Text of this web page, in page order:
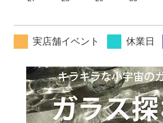
実店舗イベント 休業日